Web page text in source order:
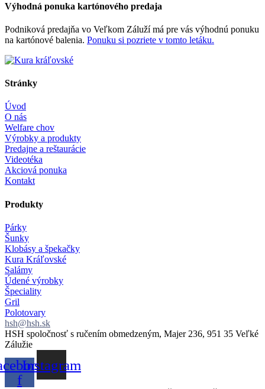
Výhodná ponuka kartónového predaja
Podniková predajňa vo Veľkom Záluží má pre vás výhodnú ponuku
na kartónové balenia. Ponuku si pozriete v tomto letáku.
Stránky
Úvod
O nás
Welfare chov
Výrobky a produkty
Predajne a reštaurácie
Videotéka
Akciová ponuka
Kontakt
Produkty
Párky
Šunky
Klobásy a špekačky
Kura Kráľovské
Salámy
Údené výrobky
Špeciality
Gril
Polotovary
hsh@hsh.sk
HSH spoločnosť s ručením obmedzeným, Majer 236, 951 35 Veľké
Zálužie
f
Instagram